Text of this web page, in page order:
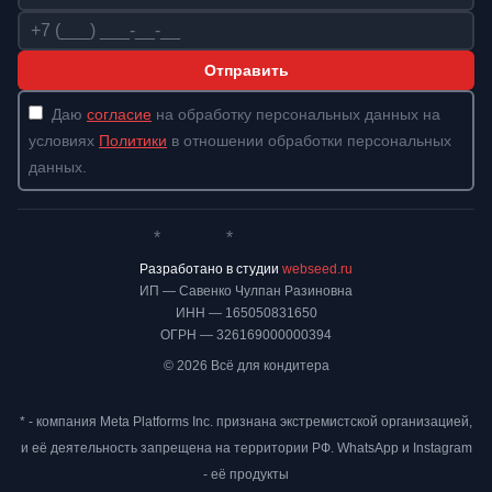
Телефон
Отправить
Даю согласие на обработку персональных данных на
условиях Политики в отношении обработки персональных
данных.
ИП — Савенко Чулпан Разиновна
ИНН — 165050831650
ОГРН — 326169000000394
© 2026 Всё для кондитера
* *
Разработано в студии webseed.ru
* - компания Meta Platforms Inc. признана экстремистской организацией,
и её деятельность запрещена на территории РФ. WhatsApp и Instagram
- её продукты